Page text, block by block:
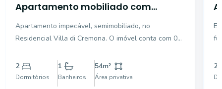
Apartamento mobiliado com
churrasqueira
Apartamento impecável, semimobiliado, no
Residencial Villa di Cremona. O imóvel conta com 02
integrada com churrasqueira, cozinha e área de
serviço integradas, banheiro social e uma vaga de
2
Dormitórios
1
Banheiros
54m²
Área privativa
2